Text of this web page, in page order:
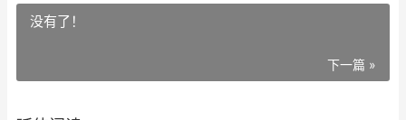
没有了！
下一篇 »